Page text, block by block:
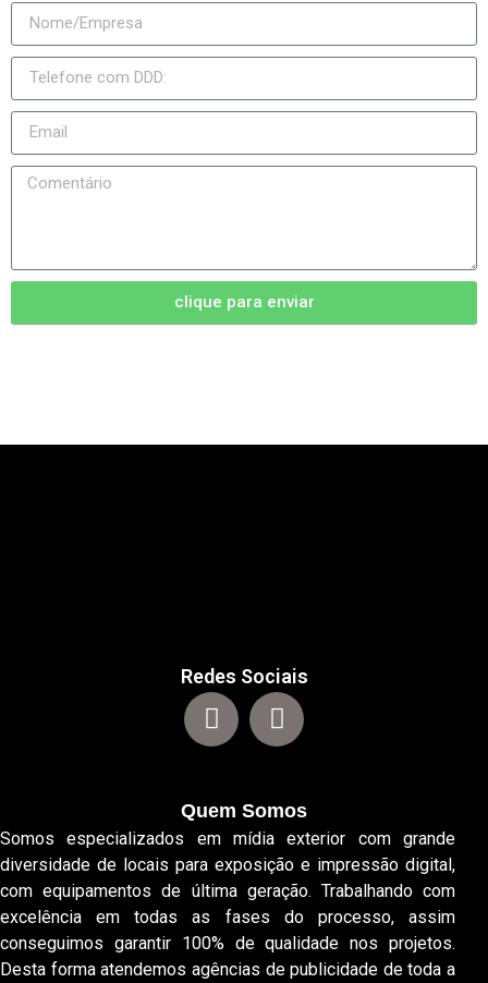
clique para enviar
Redes Sociais
Quem Somos
Somos especializados em mídia exterior com grande
diversidade de locais para exposição e impressão digital,
com equipamentos de última geração. Trabalhando com
excelência em todas as fases do processo, assim
conseguimos garantir 100% de qualidade nos projetos.
Desta forma atendemos agências de publicidade de toda a